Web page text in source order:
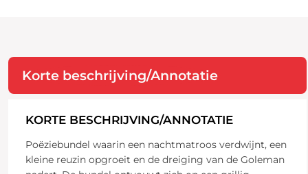
Korte beschrijving/Annotatie
KORTE BESCHRIJVING/ANNOTATIE
Poëziebundel waarin een nachtmatroos verdwijnt, een
kleine reuzin opgroeit en de dreiging van de Goleman